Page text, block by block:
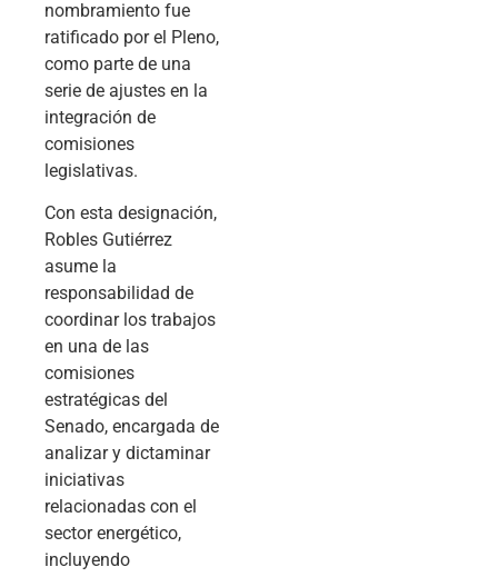
nombramiento fue
ratificado por el Pleno,
como parte de una
serie de ajustes en la
integración de
comisiones
legislativas.
Con esta designación,
Robles Gutiérrez
asume la
responsabilidad de
coordinar los trabajos
en una de las
comisiones
estratégicas del
Senado, encargada de
analizar y dictaminar
iniciativas
relacionadas con el
sector energético,
incluyendo